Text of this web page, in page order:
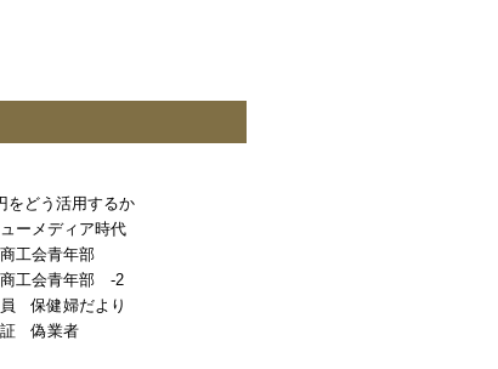
どう活用するか
ーメディア時代
工会青年部
工会青年部 -2
保健婦だより
偽業者